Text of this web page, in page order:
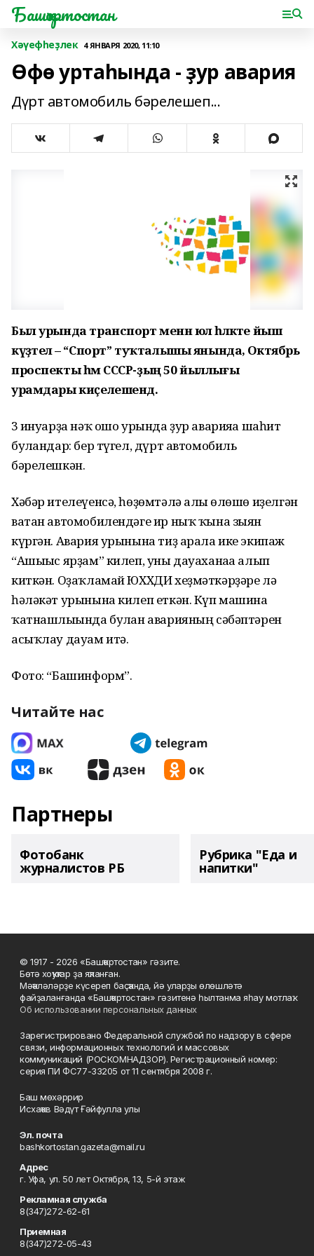
Башҡортостан
Хәүефһеҙлек 4 ЯНВАРЯ 2020, 11:10
Өфө уртаһында - ҙур авария
Дүрт автомобиль бәрелешеп...
Был урында транспорт менән юл һәләкәте йыш
күҙәтелә – “Спорт” туҡталышы янында, Октябрь
проспекты һәм СССР-ҙың 50 йыллығы
урамдары киҫелешендә.
3 ғинуарҙа нәҡ ошо урында ҙур аварияға шаһит
булғандар: бер түгел, дүрт автомобиль
бәрелешкән.
Хәбәр ителеүенсә, һөҙөмтәлә алғы өлөшө иҙелгән
ватан автомобилендәге ир ныҡ ҡына зыян
күргән. Авария урынына тиҙ арала ике экипаж
“Ашығыс ярҙам” килеп, уны дауаханаға алып
киткән. Оҙаҡламай ЮХХДИ хеҙмәткәрҙәре лә
һәләкәт урынына килеп еткән. Күп машина
ҡатнашлығында булған аварияның сәбәптәрен
асыҡлау дауам итә.
Фото: “Башинформ”.
Читайте нас
Партнеры
Фотобанк
журналистов РБ
Рубрика "Еда и
напитки"
© 1917 - 2026 «Башҡортостан» гәзите.
Бөтә хоҡуҡтар ҙа яҡланған.
Мәҡәләләрҙе күсереп баҫҡанда, йә уларҙы өлөшләтә
файҙаланғанда «Башҡортостан» гәзитенә һылтанма яһау мотлаҡ.
Об использовании персональных данных
Зарегистрировано Федеральной службой по надзору в сфере
связи, информационных технологий и массовых
коммуникаций (РОСКОМНАДЗОР). Регистрационный номер:
серия ПИ ФС77-33205 от 11 сентября 2008 г.
Баш мөхәррир
Исхаҡов Вәдүт Ғәйфулла улы
Эл. почта
bashkortostan.gazeta@mail.ru
Адрес
г. Уфа, ул. 50 лет Октября, 13, 5-й этаж
Рекламная служба
8(347)272-62-61
Приемная
8(347)272-05-43